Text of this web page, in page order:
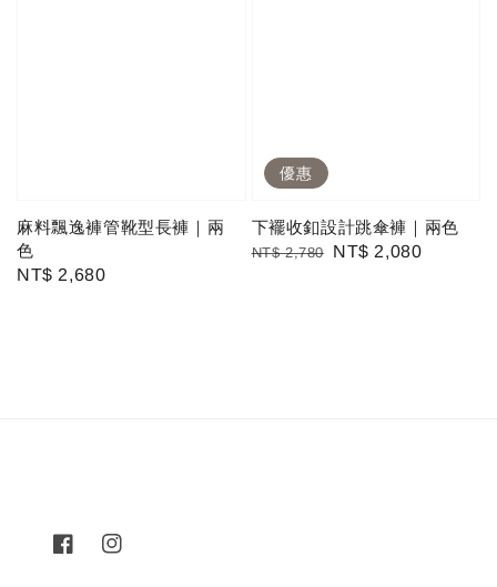
麻料飄逸褲管靴型長褲｜兩
色
Regular
NT$ 2,680
優惠
下襬收釦設計跳傘褲｜兩色
Regular
NT$ 2,780
Sale
NT$ 2,080